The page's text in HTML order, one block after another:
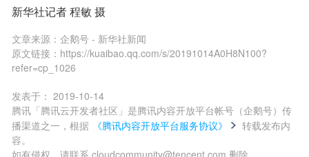
新华社记者 程敏 摄
文章来源： 企鹅号 - 新华社新闻
原文链接： https://kuaibao.qq.com/s/20191014A0H8N100?
refer=cp_1026
发表于： 2019-10-14
腾讯「腾讯云开发者社区」是腾讯内容开放平台帐号（企鹅号）传
播渠道之一，根据
《腾讯内容开放平台服务协议》
转载发布内
容。
如有侵权，请联系 cloudcommunity@tencent.com 删除。